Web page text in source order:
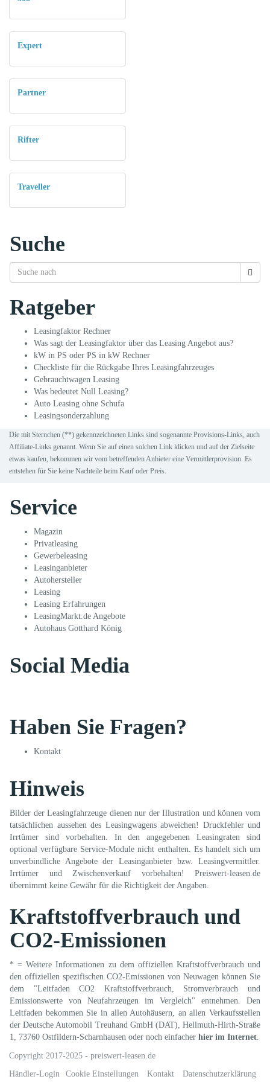
Expert
Partner
Rifter
Traveller
Suche
Ratgeber
Leasingfaktor Rechner
Was sagt der Leasingfaktor über das Leasing Angebot aus?
kW in PS oder PS in kW Rechner
Checkliste für die Rückgabe Ihres Leasingfahrzeuges
Gebrauchtwagen Leasing
Was bedeutet Null Leasing?
Auto Leasing ohne Schufa
Leasingsonderzahlung
Die mit Sternchen (**) gekennzeichneten Links sind sogenannte Provisions-Links, auch
Affiliate-Links genannt. Wenn Sie auf einen solchen Link klicken und auf der Zielseite
etwas kaufen, bekommen wir vom betreffenden Anbieter eine Vermittlerprovision. Es
entstehen für Sie keine Nachteile beim Kauf oder Preis.
Service
Magazin
Privatleasing
Gewerbeleasing
Leasinganbieter
Autohersteller
Leasing
Leasing Erfahrungen
LeasingMarkt.de Angebote
Autohaus Gotthard König
Social Media
Haben Sie Fragen?
Kontakt
Hinweis
Bilder der Leasingfahrzeuge dienen nur der Illustration und können vom
tatsächlichen aussehen des Leasingwagens abweichen! Druckfehler und
Irrtümer sind vorbehalten. In den angegebenen Leasingraten sind
optional verfügbare Service-Module nicht enthalten. Es handelt sich um
unverbindliche Angebote der Leasinganbieter bzw. Leasingvermittler.
Irrtümer und Zwischenverkauf vorbehalten! Preiswert-leasen.de
übernimmt keine Gewähr für die Richtigkeit der Angaben.
Kraftstoffverbrauch und
CO2-Emissionen
* = Weitere Informationen zu dem offiziellen Kraftstoffverbrauch und
den offiziellen spezifischen CO2-Emissionen von Neuwagen können Sie
dem "Leitfaden CO2 Kraftstoffverbrauch, Stromverbrauch und
Emissionswerte von Neufahrzeugen im Vergleich" entnehmen. Den
Leitfaden bekommen Sie in allen Autohäusern, an allen Verkaufsstellen
der Deutsche Automobil Treuhand GmbH (DAT), Hellmuth-Hirth-Straße
1, 73760 Ostfildern-Scharnhausen oder noch einfacher hier im Internet.
Copyright 2017-2025 - preiswert-leasen.de
Händler-Login
Cookie Einstellungen Kontakt
Datenschutzerklärung